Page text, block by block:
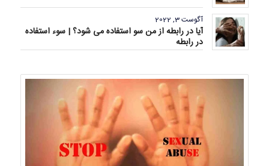
آگوست 3, 2022
آیا در رابطه از من سو استفاده می شود؟ | سوء استفاده
در رابطه